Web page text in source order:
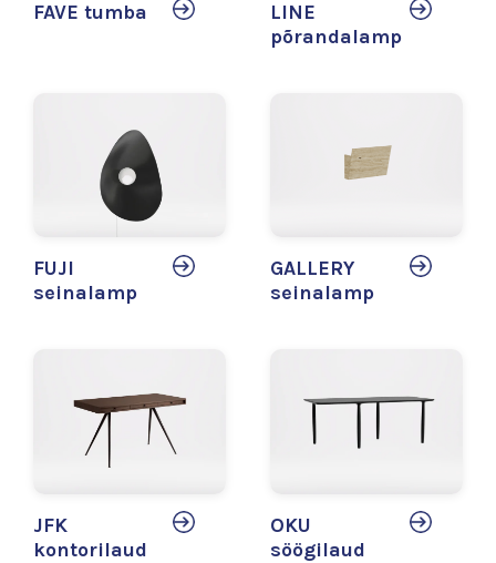
FAVE tumba
LINE
põrandalamp
FUJI
seinalamp
GALLERY
seinalamp
JFK
kontorilaud
OKU
söögilaud